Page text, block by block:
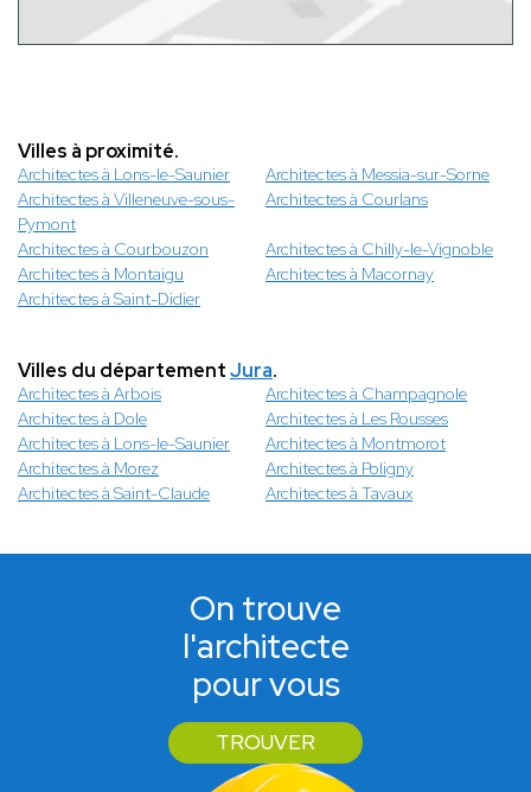
Villes à proximité.
Architectes à Lons-le-Saunier
Architectes à Messia-sur-Sorne
Architectes à Villeneuve-sous-
Pymont
Architectes à Courlans
Architectes à Courbouzon
Architectes à Chilly-le-Vignoble
Architectes à Montaigu
Architectes à Macornay
Architectes à Saint-Didier
Villes du départementJura.
Architectes à Arbois
Architectes à Champagnole
Architectes à Dole
Architectes à Les Rousses
Architectes à Lons-le-Saunier
Architectes à Montmorot
Architectes à Morez
Architectes à Poligny
Architectes à Saint-Claude
Architectes à Tavaux
On trouve
l'architecte
pour vous
TROUVER